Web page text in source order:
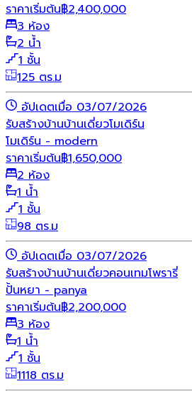
ราคาเริ่มต้น฿2,400,000
3 ห้อง
2 น้ำ
1 ชั้น
125 ตร.ม
อัปเดตเมื่อ 03/07/2026
รับสร้างบ้านบ้านเดี่ยวโมเดิร์น
โมเดิร์น - modern
ราคาเริ่มต้น฿1,650,000
2 ห้อง
1 น้ำ
1 ชั้น
98 ตร.ม
อัปเดตเมื่อ 03/07/2026
รับสร้างบ้านบ้านเดี่ยวคอนเทมโพรารี่
ปั้นหยา - panya
ราคาเริ่มต้น฿2,200,000
3 ห้อง
1 น้ำ
1 ชั้น
1118 ตร.ม